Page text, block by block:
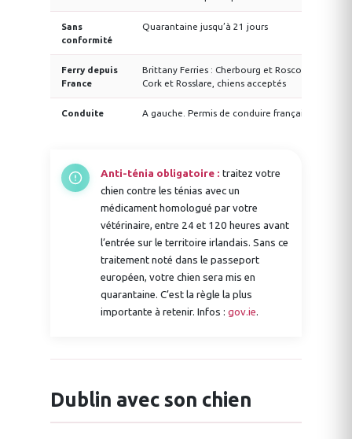
Sans
conformité
Quarantaine jusqu’à 21 jours
Ferry depuis
France
Brittany Ferries : Cherbourg et Roscoff vers
Cork et Rosslare, chiens acceptés
Conduite A gauche. Permis de conduire français valide
Anti-ténia obligatoire : traitez votre
chien contre les ténias avec un
médicament homologué par votre
vétérinaire, entre 24 et 120 heures avant
l’entrée sur le territoire irlandais. Sans ce
traitement noté dans le passeport
européen, votre chien sera mis en
quarantaine. C’est la règle la plus
importante à retenir. Infos : gov.ie.
Dublin avec son chien